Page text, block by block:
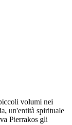
volumi nei
un'entità spirituale
Pierrakos gli